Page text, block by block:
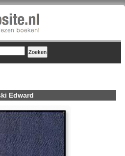
Edward